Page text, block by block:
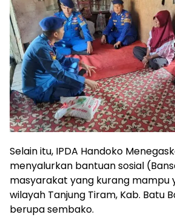
Selain itu, IPDA Handoko
menyalurkan bantuan sosial
masyarakat yang kurang mampu
wilayah Tanjung Tiram, Kab. Batu
berupa sembako.